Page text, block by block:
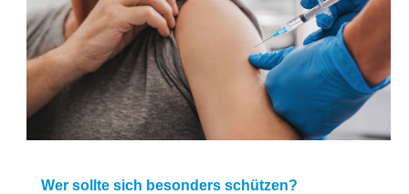
Wer sollte sich besonders schützen?